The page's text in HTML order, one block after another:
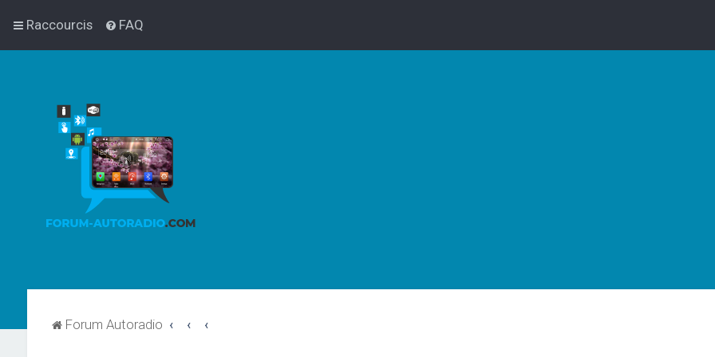
Raccourcis FAQ
Forum Autoradio